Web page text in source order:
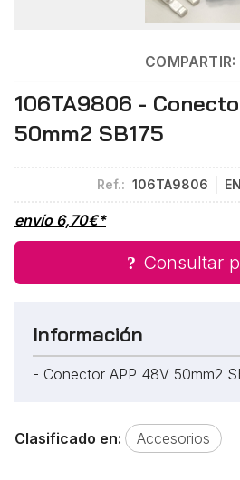
COMPARTIR:
106TA9806 -
50mm2 SB175
Ref.: 106TA9806
envío 6,70€*
Consultar
Información
- Conector APP 48V 50mm2
Clasificado en: Accesorios